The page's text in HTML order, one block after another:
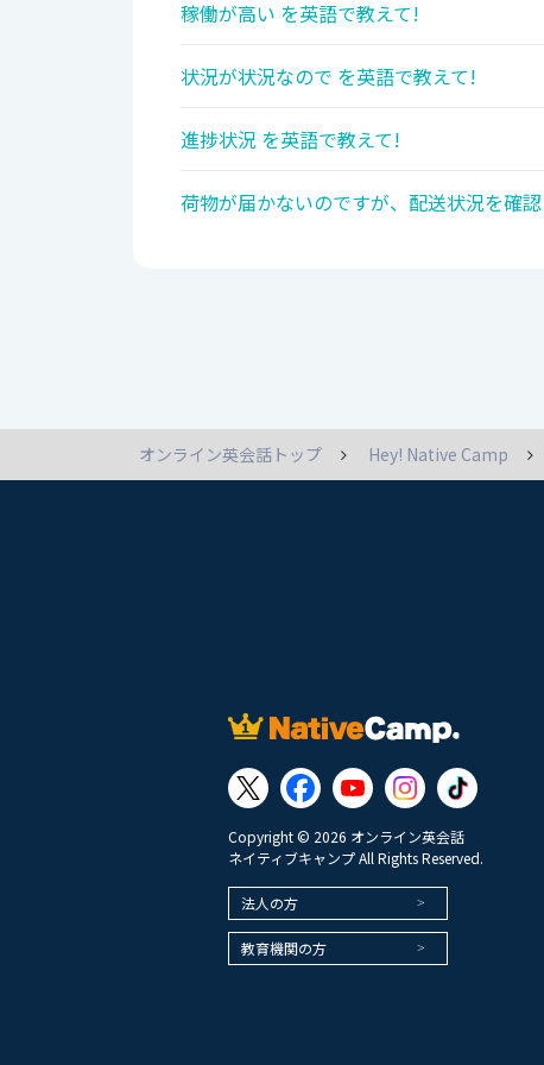
稼働が高い を英語で教えて!
状況が状況なので を英語で教えて!
進捗状況 を英語で教えて!
荷物が届かないのですが、配送状況を確
オンライン英会話トップ Hey! Native Camp
Copyright © 2026 オンライン英会話
ネイティブキャンプ All Rights Reserved.
法人の方
教育機関の方